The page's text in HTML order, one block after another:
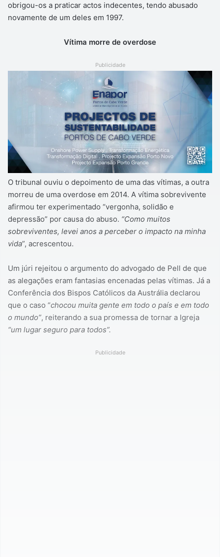
obrigou-os a praticar actos indecentes, tendo abusado
novamente de um deles em 1997.
Vítima morre de overdose
Publicidade
O tribunal ouviu o depoimento de uma das vítimas, a outra
morreu de uma overdose em 2014. A vítima sobrevivente
afirmou ter experimentado “vergonha, solidão e
depressão” por causa do abuso. “Como muitos
sobreviventes, levei anos a perceber o impacto na minha
vida”, acrescentou.
Um júri rejeitou o argumento do advogado de Pell de que
as alegações eram fantasias encenadas pelas vítimas. Já a
Conferência dos Bispos Católicos da Austrália declarou
que o caso “chocou muita gente em todo o país e em todo
o mundo”, reiterando a sua promessa de tornar a Igreja
“um lugar seguro para todos”.
Publicidade